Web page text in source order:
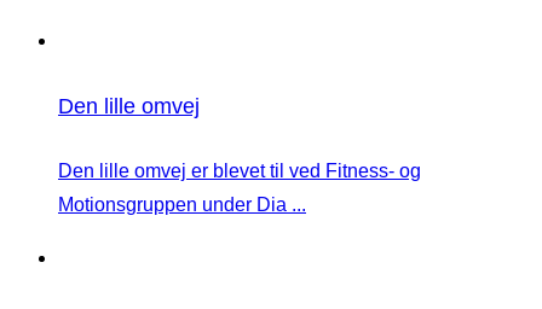
Den lille omvej
Den lille omvej er blevet til ved Fitness- og
Motionsgruppen under Dia ...